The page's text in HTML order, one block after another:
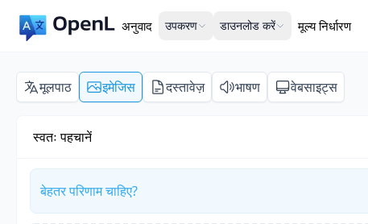
अनुवाद उपकरण डाउनलोड करें मूल्य निर्धारण
मूलपाठ इमेजिस दस्तावेज़ भाषण वेबसाइट्स
स्वतः पहचानें
बेहतर परिणाम चाहिए?